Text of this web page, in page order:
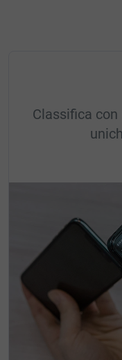
Classifica